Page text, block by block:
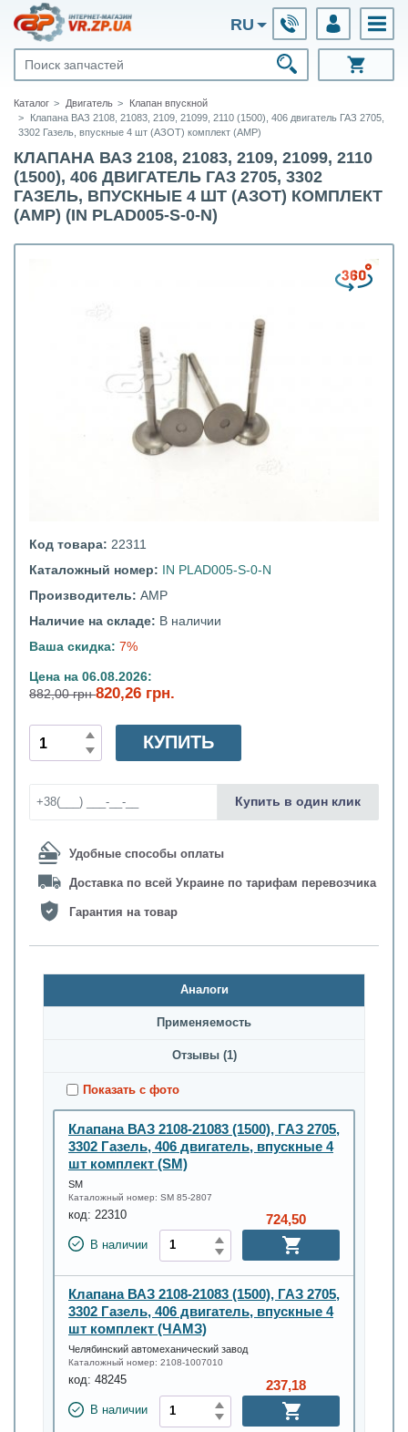
RU
Каталог Двигатель
Клапан впускной
Клапана ВАЗ 2108, 21083, 2109, 21099, 2110 (1500), 406 двигатель ГАЗ 2705,
3302 Газель, впускные 4 шт (АЗОТ) комплект (АМР)
КЛАПАНА ВАЗ 2108, 21083, 2109, 21099, 2110
(1500), 406 ДВИГАТЕЛЬ ГАЗ 2705, 3302
ГАЗЕЛЬ, ВПУСКНЫЕ 4 ШТ (АЗОТ) КОМПЛЕКТ
(АМР) (IN PLAD005-S-0-N)
Код товара: 22311
Каталожный номер: IN PLAD005-S-0-N
Производитель: AMP
Наличие на складе: В наличии
Ваша скидка: 7%
Цена на 06.08.2026:
882,00 грн820,26 грн.
Удобные способы оплаты
Доставка по всей Украине по тарифам перевозчика
Гарантия на товар
КУПИТЬ
Купить в один клик
Аналоги
Применяемость
Oтзывы (1)
Показать с фото
Клапана ВАЗ 2108-21083 (1500), ГАЗ 2705,
3302 Газель, 406 двигатель, впускные 4
шт комплект (SM)
SM
Каталожный номер: SM 85-2807
код: 22310
В наличии
724,50
Клапана ВАЗ 2108-21083 (1500), ГАЗ 2705,
3302 Газель, 406 двигатель, впускные 4
шт комплект (ЧАМЗ)
Челябинский автомеханический завод
Каталожный номер: 2108-1007010
код: 48245
В наличии
237,18